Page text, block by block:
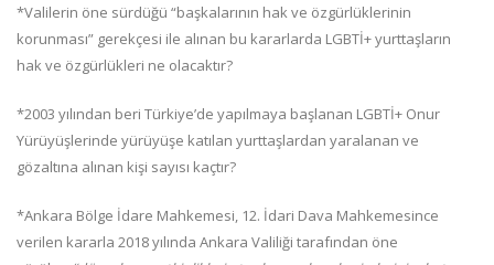
*Valilerin öne sürdüğü “başkalarının hak ve özgürlüklerinin
korunması” gerekçesi ile alınan bu kararlarda LGBTİ+ yurttaşların
hak ve özgürlükleri ne olacaktır?
*2003 yılından beri Türkiye’de yapılmaya başlanan LGBTİ+ Onur
Yürüyüşlerinde yürüyüşe katılan yurttaşlardan yaralanan ve
gözaltına alınan kişi sayısı kaçtır?
*Ankara Bölge İdare Mahkemesi, 12. İdari Dava Mahkemesince
verilen kararla 2018 yılında Ankara Valiliği tarafından öne